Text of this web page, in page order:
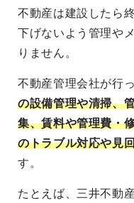
不動産は建設したら
下げないよう管理や
りません。
不動産管理会社が行
の設備管理や清掃、
集、賃料や管理費・
のトラブル対応や見
す。
たとえば、三井不動